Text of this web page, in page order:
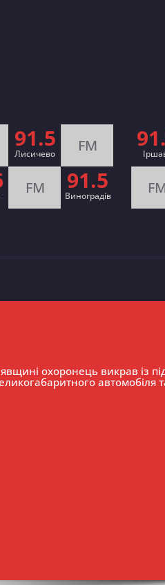
91.5
Лисичево FM
FM 91.5
Виноградів
охоронець викрав із
автомобіля